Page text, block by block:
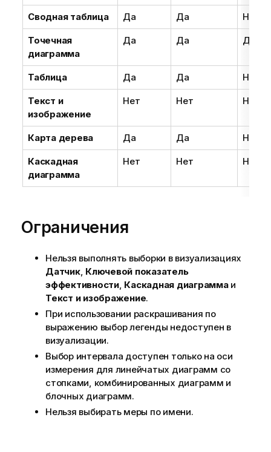
Сводная таблица Да Да Нет
Точечная
диаграмма
Да Да Да
Таблица Да Да Нет
Текст и
изображение
Нет Нет Нет
Карта дерева Да Да Нет
Каскадная
диаграмма
Нет Нет Нет
Ограничения
Нельзя выполнять выборки в визуализациях
Датчик, Ключевой показатель
эффективности, Каскадная диаграммаи
Текст и изображение.
При использовании раскрашивания по
выражению выбор легенды недоступен в
визуализации.
Выбор интервала доступен только на оси
измерения для линейчатых диаграмм со
стопками, комбинированных диаграмм и
блочных диаграмм.
Нельзя выбирать меры по имени.